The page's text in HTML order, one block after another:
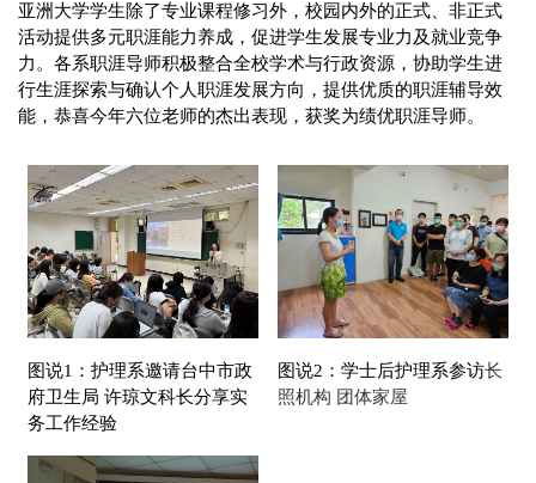
亚洲大学学生除了专业课程修习外，校园内外的正式、非正式
活动提供多元职涯能力养成，促进学生发展专业力及就业竞争
力。各系职涯导师积极整合全校学术与行政资源，协助学生进
行生涯探索与确认个人职涯发展方向，提供优质的职涯辅导效
能，恭喜今年六位老师的杰出表现，获奖为绩优职涯导师。
图说1：护理系邀请台中市政
府卫生局 许琼文科长分享实
务工作经验
图说2：学士后护理系参访长
照机构 团体家屋